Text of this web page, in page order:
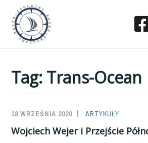
Przeskocz
treści
Tag: Trans-Ocean
18 WRZEŚNIA 2020
SAILOR-
ADMIN
ARTYKUŁY
Wojciech Wejer i Przejście